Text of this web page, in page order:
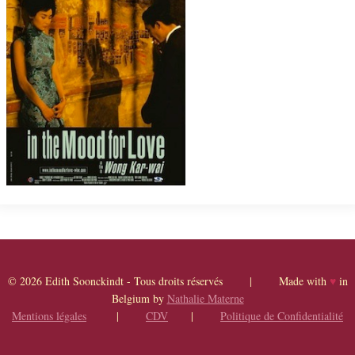
© 2026 Edith Soonckindt - Tous droits réservés | Made with ♥in
Belgium by Nathalie Materne
Mentions légales | CDV | Politique de Confidentialité